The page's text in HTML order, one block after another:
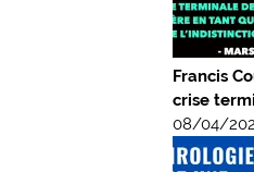
Francis
crise
08/04/